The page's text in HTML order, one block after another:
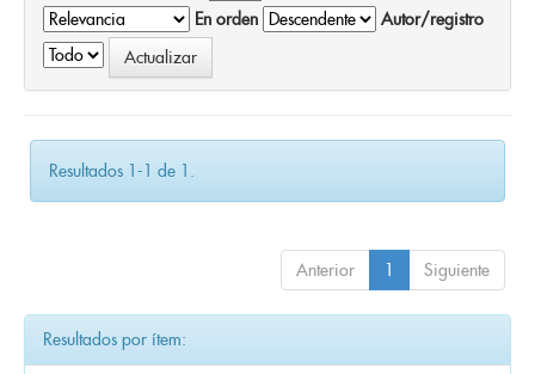
En orden
Autor/registro
Resultados 1-1 de 1.
Anterior 1 Siguiente
Resultados por ítem: